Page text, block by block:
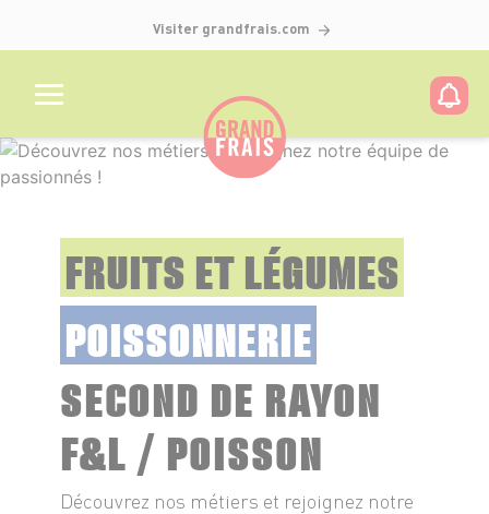
Visiter grandfrais.com
FRUITS ET LÉGUMES
POISSONNERIE
SECOND DE RAYON
F&L / POISSON
Découvrez nos métiers et rejoignez notre